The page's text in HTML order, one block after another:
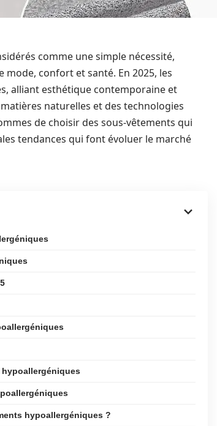
comme une simple nécessité,
confort et santé. En 2025, les
alliant esthétique contemporaine et
naturelles et des technologies
de choisir des sous-vêtements qui
tendances qui font évoluer le marché
hypoallergéniques ?